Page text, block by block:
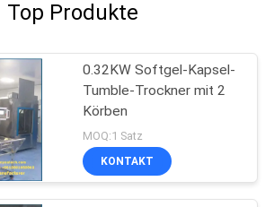
Top Produkte
0.32KW Softgel-Kapsel-
Tumble-Trockner mit 2
Körben
MOQ:1 Satz
KONTAKT